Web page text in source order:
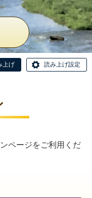
上げ 読み上げ設定
ページをご利用くだ